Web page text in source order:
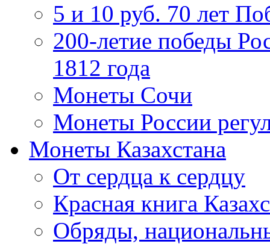
5 и 10 руб. 70 лет
200-летие победы
1812 года
Монеты Сочи
Монеты России
Монеты Казахстана
От сердца к сердцу
Красная книга
Обряды,